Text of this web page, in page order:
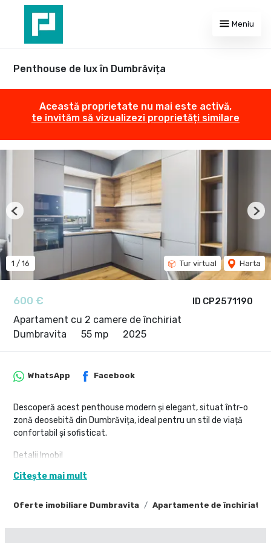
Meniu
Penthouse de lux în Dumbrăvița
Această proprietate nu mai este activă,
te invităm să vizualizezi proprietăți similare
ID CP2571190
600 €
Apartament cu 2 camere de închiriat
Dumbravita
55 mp 2025
1 / 16 Tur virtual Harta
Previous
Oferte imobiliare Dumbravita Apartamente de închiriat
WhatsApp Facebook
Descoperă acest penthouse modern și elegant, situat într-o
zonă deosebită din Dumbrăvița, ideal pentru un stil de viață
confortabil și sofisticat.
Detalii Imobil
Localizare: Aproape de mijloace de transport în comun și
centre comerciale precum Profi, Auchan, Selgros, IKEA. Acces
Citește mai mult